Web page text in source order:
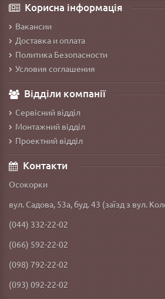
Корисна інформація
Вакансии
Доставка и оплата
Политика Безопасности
Условия соглашения
Відділи компанії
Сервісний відділ
Монтажний відділ
Проектний відділ
Контакти
Осокорки
вул. Садова, 53а, буд. 43 (заїзд з вул.
(044) 332-22-02
(066) 592-22-02
(098) 792-22-02
(093) 092-22-02